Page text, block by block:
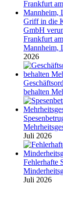
Griff in die
GmbH
Frankfurt
Mannheim,
2026
behalten
Juli 2026
Fehlerhafte
Juli 2026